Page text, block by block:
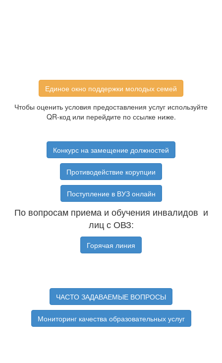
Единое окно поддержки молодых семей
Чтобы оценить условия предоставления услуг используйте
QR-код или перейдите по ссылке ниже.
Конкурс на замещение должностей
Противодействие корупции
Поступление в ВУЗ онлайн
По вопросам приема и обучения инвалидов и
лиц с ОВЗ:
Горячая линия
ЧАСТО ЗАДАВАЕМЫЕ ВОПРОСЫ
Мониторинг качества образовательных услуг